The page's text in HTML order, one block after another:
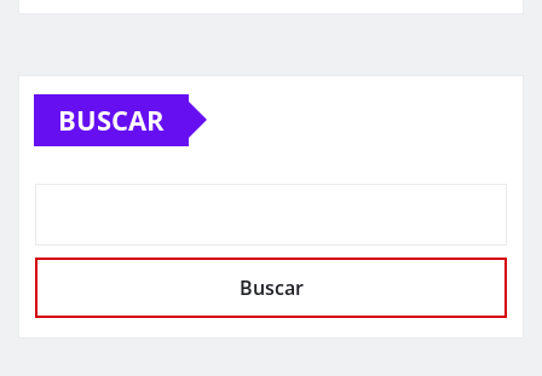
BUSCAR
Buscar